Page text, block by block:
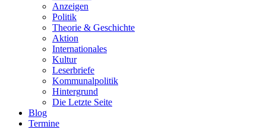
Anzeigen
Politik
Theorie & Geschichte
Aktion
Internationales
Kultur
Leserbriefe
Kommunalpolitik
Hintergrund
Die Letzte Seite
Blog
Termine